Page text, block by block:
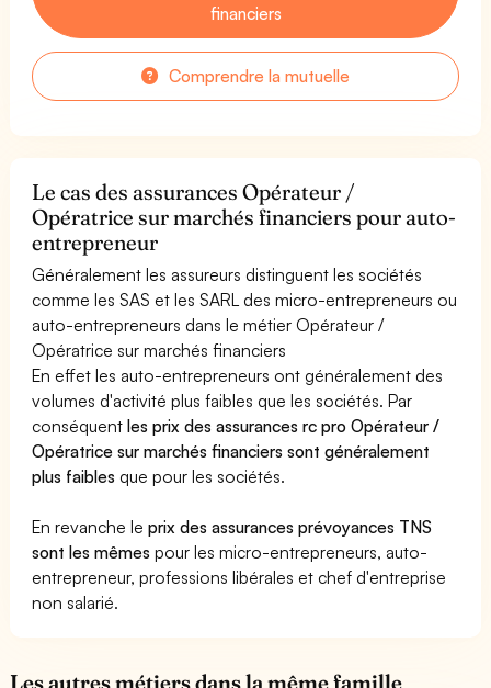
financiers
Comprendre la mutuelle
Le cas des assurances Opérateur /
Opératrice sur marchés financiers pour auto-
entrepreneur
Généralement les assureurs distinguent les sociétés
comme les SAS et les SARL des micro-entrepreneurs ou
auto-entrepreneurs dans le métier Opérateur /
Opératrice sur marchés financiers
En effet les auto-entrepreneurs ont généralement des
volumes d'activité plus faibles que les sociétés. Par
conséquentles prix des assurances rc pro Opérateur /
Opératrice sur marchés financiers sont généralement
plus faibles que pour les sociétés.
En revanche leprix des assurances prévoyances TNS
sont les mêmes pour les micro-entrepreneurs, auto-
entrepreneur, professions libérales et chef d'entreprise
non salarié.
Les autres métiers dans la même famille